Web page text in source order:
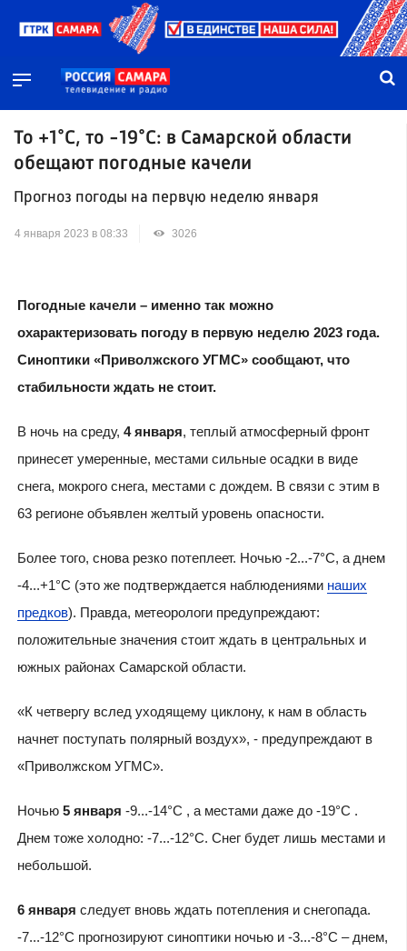
То +1°C, то -19°C: в Самарской области
обещают погодные качели
Прогноз погоды на первую неделю января
4 января 2023 в 08:33 3026
Погодные качели – именно так можно
охарактеризовать погоду в первую неделю 2023 года.
Синоптики «Приволжского УГМС» сообщают, что
стабильности ждать не стоит.
В ночь на среду, 4 января, теплый атмосферный фронт
принесет умеренные, местами сильные осадки в виде
снега, мокрого снега, местами с дождем. В связи с этим в
63 регионе объявлен желтый уровень опасности.
Более того, снова резко потеплеет. Ночью -2...-7°C, а днем
-4...+1°C (это же подтверждается наблюдениями наших
предков). Правда, метеорологи предупреждают:
положительные значения стоит ждать в центральных и
южных районах Самарской области.
«К четвергу вслед уходящему циклону, к нам в область
начнет поступать полярный воздух», - предупреждают в
«Приволжском УГМС».
Ночью 5 января -9...-14°C , а местами даже до -19°C .
Днем тоже холодно: -7...-12°C. Снег будет лишь местами и
небольшой.
6 января следует вновь ждать потепления и снегопада.
-7...-12°C прогнозируют синоптики ночью и -3...-8°C – днем,